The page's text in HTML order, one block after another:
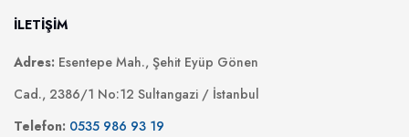
İLETİŞİM
Adres: Esentepe Mah., Şehit Eyüp Gönen
Cad., 2386/1 No:12 Sultangazi / İstanbul
Telefon: 0535 986 93 19